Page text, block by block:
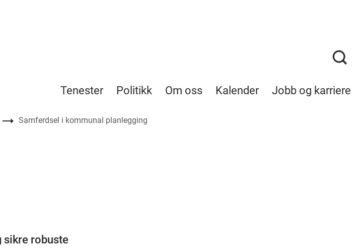
Tenester Politikk Om oss Kalender Jobb og karriere
Samferdsel i kommunal planlegging
sikre robuste